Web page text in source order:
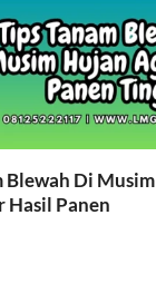
Blewah Di Musim
Hasil Panen